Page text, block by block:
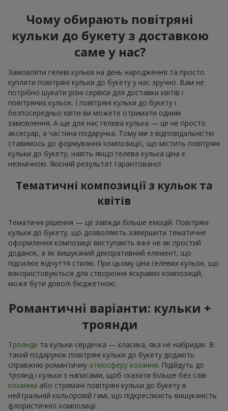
Чому обирають повітряні
кульки до букету з доставкою
саме у нас?
Замовляти гелеві кульки на день народження та просто
купляти повітряні кульки до букету у нас зручно. Вам не
потрібно шукати різні сервіси для доставки квітів і
повітряних кульок. І повітряні кульки до букету і
безпосередньо квіти ви можете отримати одним
замовлення. А ще для нас гелева кулька — це не просто
аксесуар, а частина подарунка. Тому ми з відповідальністю
ставимось до формування композиціїї, що містить повітряні
кульки до букету, навіть якщо гелева кулька ціна є
незначною. Якісний результат гарантовано!
Тематичні композиції з кульок та
квітів
Тематичні рішення — це завжди більше емоцій. Повітряні
кульки до букету, що дозволяють завершити тематичне
оформлення композиції виступають вже не як простий
доданок, а як вишуканий декоративний елемент, що
підсилює відчуття стилю. При цьому ціна гелевих кульок, що
використовуються для створення яскравих композицій,
може бути доволі бюджетною.
Романтичні варіанти: кульки +
троянди
Троянди та кульки сердечка — класика, яка не набридає. В
такий подарунок повітряні кульки до букету додають
справжню романтичну атмосферу кохання. Підійдуть до
троянд і кульки з написами, щоб сказати більше без слів
коханим або стримані повітряні кульки до букету в
нейтральній кольоровій гамі, що підкреслюють вишуканість
флористичної композиції.